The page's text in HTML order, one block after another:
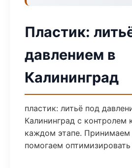
Пластик:
давлением в
Калининград
пластик: литьё под
Калининград с контролем
каждом этапе. Принимаем
помогаем